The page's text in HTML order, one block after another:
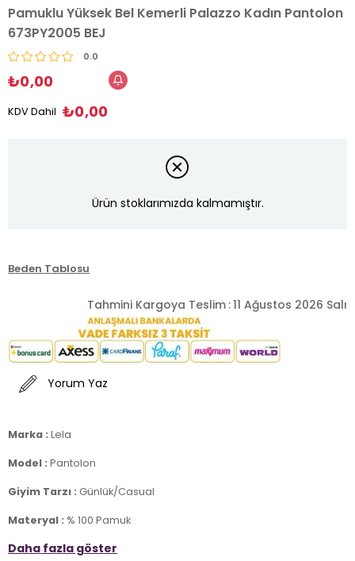
Pamuklu Yüksek Bel Kemerli Palazzo Kadın Pantolon
673PY2005 BEJ
0.0
₺0,00
KDV Dahil ₺0,00
Ürün stoklarımızda kalmamıştır.
Beden Tablosu
Tahmini Kargoya Teslim :11 Ağustos 2026 Salı
Yorum Yaz
Marka : Lela
Model : Pantolon
Giyim Tarzı : Günlük/Casual
Materyal : % 100 Pamuk
Kapama Bilgisi :Fermuar, Düğme ve Kemer
Daha fazla göster